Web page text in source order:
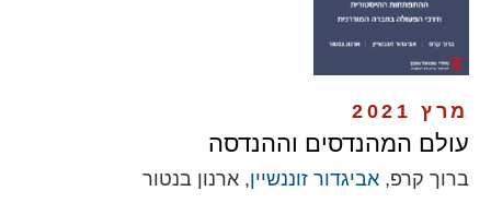
מרץ 2021
עולם המהנדסים וההנדסה
ברוך קרפ, אביגדור זוננשיין, ארנון בנטור